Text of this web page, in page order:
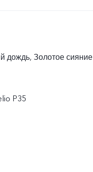
дождь, Золотое сияние
P35